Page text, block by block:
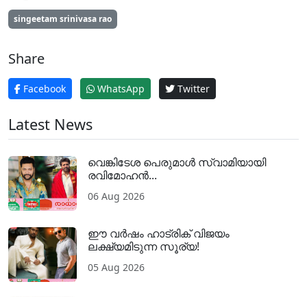
singeetam srinivasa rao
Share
Facebook WhatsApp Twitter
Latest News
വെങ്കിടേശ പെരുമാൾ സ്വാമിയായി
രവിമോഹൻ...
06 Aug 2026
ഈ വർഷം ഹാട്രിക് വിജയം
ലക്ഷ്യമിടുന്ന സൂര്യ!
05 Aug 2026